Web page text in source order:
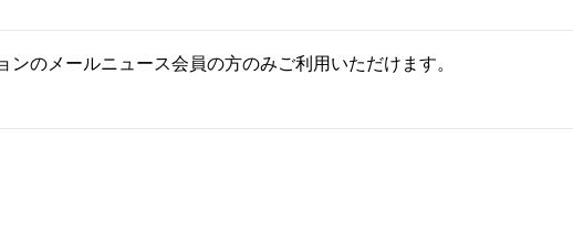
のメールニュース会員の方のみご利用いただけます。